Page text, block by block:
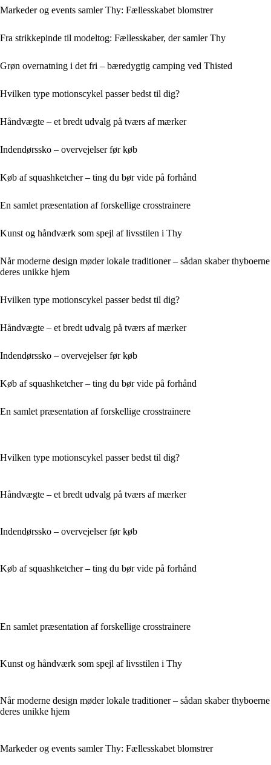
Markeder og events samler Thy: Fællesskabet blomstrer
Fra strikkepinde til modeltog: Fællesskaber, der samler Thy
Grøn overnatning i det fri – bæredygtig camping ved Thisted
Hvilken type motionscykel passer bedst til dig?
Håndvægte – et bredt udvalg på tværs af mærker
Indendørssko – overvejelser før køb
Køb af squashketcher – ting du bør vide på forhånd
En samlet præsentation af forskellige crosstrainere
Kunst og håndværk som spejl af livsstilen i Thy
Når moderne design møder lokale traditioner – sådan skaber thyboerne
deres unikke hjem
Hvilken type motionscykel passer bedst til dig?
Håndvægte – et bredt udvalg på tværs af mærker
Indendørssko – overvejelser før køb
Køb af squashketcher – ting du bør vide på forhånd
En samlet præsentation af forskellige crosstrainere
Hvilken type motionscykel passer bedst til dig?
Håndvægte – et bredt udvalg på tværs af mærker
Indendørssko – overvejelser før køb
Køb af squashketcher – ting du bør vide på forhånd
En samlet præsentation af forskellige crosstrainere
Kunst og håndværk som spejl af livsstilen i Thy
Når moderne design møder lokale traditioner – sådan skaber thyboerne
deres unikke hjem
Markeder og events samler Thy: Fællesskabet blomstrer